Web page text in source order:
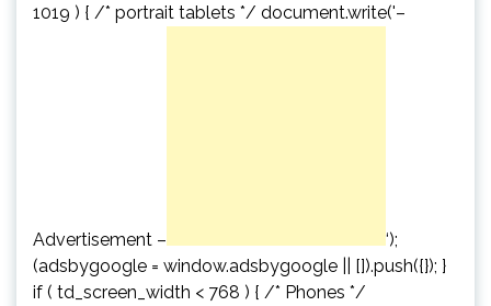
1019 ) { /* portrait tablets */ document.write('–
Advertisement –
‘);
(adsbygoogle = window.adsbygoogle || []).push({}); }
if ( td_screen_width < 768 ) { /* Phones */